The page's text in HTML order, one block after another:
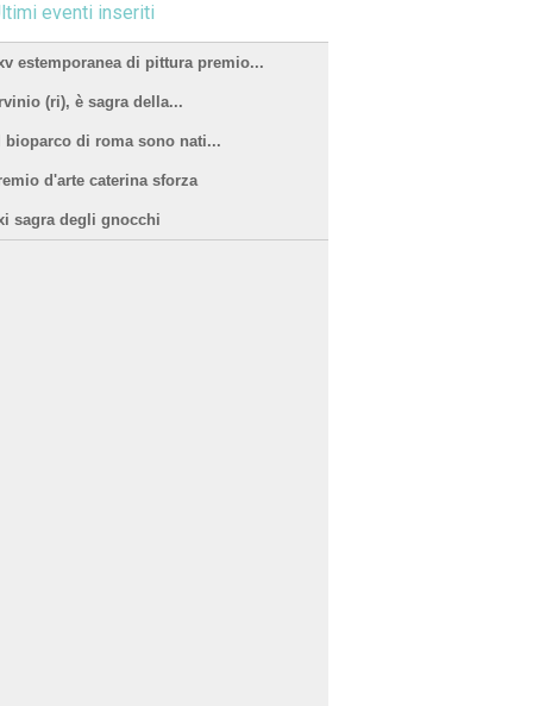
eventi inseriti
estemporanea di pittura premio...
(ri), è sagra della...
bioparco di roma sono nati...
d'arte caterina sforza
sagra degli gnocchi